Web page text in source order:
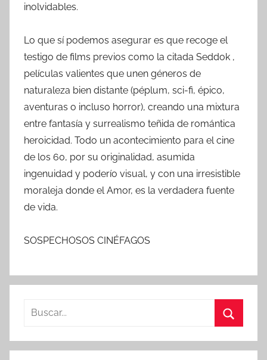
inolvidables.
Lo que sí podemos asegurar es que recoge el
testigo de films previos como la citada Seddok ,
películas valientes que unen géneros de
naturaleza bien distante (péplum, sci-fi, épico,
aventuras o incluso horror), creando una mixtura
entre fantasía y surrealismo teñida de romántica
heroicidad. Todo un acontecimiento para el cine
de los 60, por su originalidad, asumida
ingenuidad y poderío visual, y con una irresistible
moraleja donde el Amor, es la verdadera fuente
de vida.
SOSPECHOSOS CINÉFAGOS
s
u